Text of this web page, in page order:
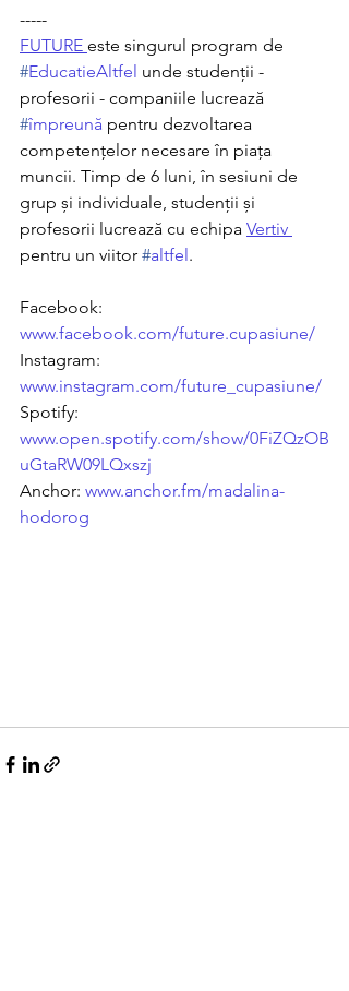
-----
FUTURE este singurul program de
#EducatieAltfel unde studenții -
profesorii - companiile lucrează
#împreună pentru dezvoltarea
competențelor necesare în piața
muncii. Timp de 6 luni, în sesiuni de
grup și individuale, studenții și
profesorii lucrează cu echipa Vertiv
pentru un viitor #altfel .
Facebook:
www.facebook.com/future.cupasiune/
Instagram:
www.instagram.com/future_cupasiune/
Spotify:
www.open.spotify.com/show/0FiZQzOB
uGtaRW09LQxszj
Anchor: www.anchor.fm/madalina-
hodorog